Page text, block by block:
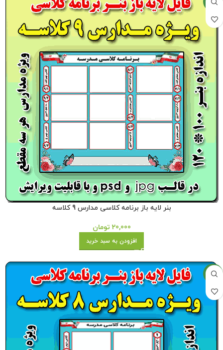
بنر لایه باز برنامه کلاسی مدارس 9 کلاسه
20,000 تومان
افزودن به سبد خرید
جدید